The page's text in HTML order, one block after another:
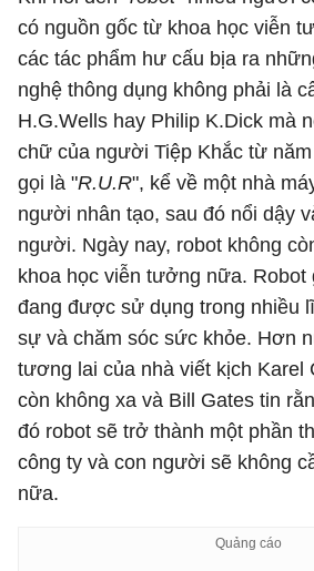
có nguồn gốc từ khoa học viễn
các tác phẩm hư cấu bịa ra
nghệ thông dụng không phải là
H.G.Wells hay Philip K.Dick mà
chữ của người Tiệp Khắc từ
gọi là "R.U.R", kể về một nhà
người nhân tạo, sau đó nổi dậy
người. Ngày nay, robot không
khoa học viễn tưởng nữa. Robot
đang được sử dụng trong nhiều
sự và chăm sóc sức khỏe. Hơn
tương lai của nhà viết kịch Karel
còn không xa và Bill Gates tin
đó robot sẽ trở thành một phần
công ty và con người sẽ không
nữa.